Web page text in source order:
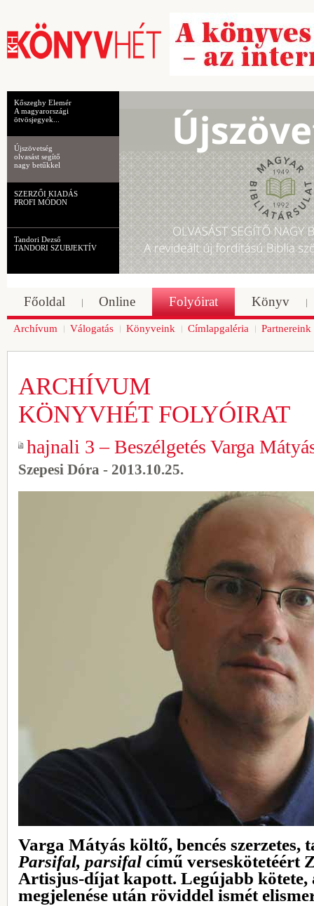
Kőszeghy Elemér
A magyarországi
ötvösjegyek...
Újszövetség
olvasást segítő
nagy betűkkel
SZERZŐI KIADÁS
PROFI MÓDON
Tandori Dezső
TANDORI SZUBJEKTÍV
Főoldal Online Folyóirat Könyv
Archívum Válogatás Könyveink Címlapgaléria Partnereink
ARCHÍVUM
KÖNYVHÉT FOLYÓIRAT
hajnali 3 – Beszélgetés Varga
Szepesi Dóra - 2013.10.25.
Varga Mátyás költő, bencés szerzetes,
Parsifal, parsifal című verseskötetéért
Artisjus-díjat kapott. Legújabb kötete,
megjelenése után röviddel ismét